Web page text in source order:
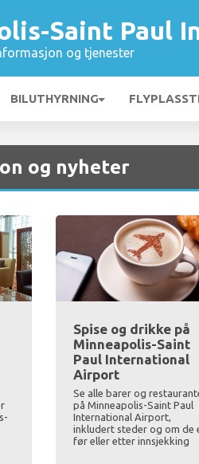
Saint Paul
og tjenester
BILUTHYRNING
og nyheter
Spise og drikke på
Minneapolis-Saint
Paul International
Airport
Se alle barer og
på Minneapolis-Saint Paul
International Airport,
inkludert steder og om de
før eller etter innsjekking